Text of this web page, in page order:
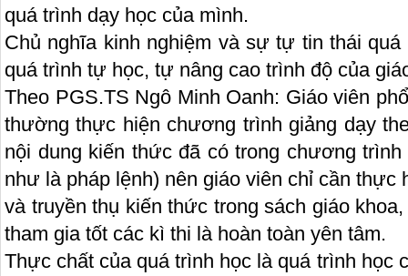
quá trình dạy học của mình.
Chủ nghĩa kinh nghiệm và sự tự tin thái
quá trình tự học, tự nâng cao trình độ của
Theo PGS.TS Ngô Minh Oanh: Giáo viên
thường thực hiện chương trình giảng dạy
nội dung kiến thức đã có trong chương
như là pháp lệnh) nên giáo viên chỉ cần thực
và truyền thụ kiến thức trong sách giáo
tham gia tốt các kì thi là hoàn toàn yên tâm.
Thực chất của quá trình học là quá trình học